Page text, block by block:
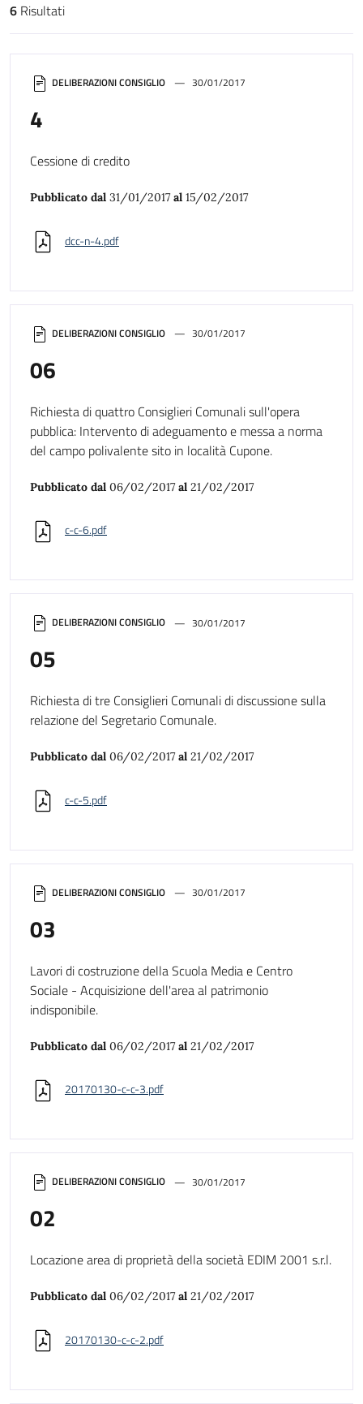
Risultati di ricerca
6 Risultati
DELIBERAZIONI CONSIGLIO 30/01/2017
02
Locazione area di proprietà della società EDIM 2001 s.r.l.
Pubblicato dal 06/02/2017al 21/02/2017
20170130-c-c-2.pdf
DELIBERAZIONI CONSIGLIO 30/01/2017
03
Lavori di costruzione della Scuola Media e Centro
Sociale - Acquisizione dell'area al patrimonio
indisponibile.
Pubblicato dal 06/02/2017al 21/02/2017
20170130-c-c-3.pdf
DELIBERAZIONI CONSIGLIO 30/01/2017
05
Richiesta di tre Consiglieri Comunali di discussione sulla
relazione del Segretario Comunale.
Pubblicato dal 06/02/2017al 21/02/2017
c-c-5.pdf
DELIBERAZIONI CONSIGLIO 30/01/2017
06
Richiesta di quattro Consiglieri Comunali sull'opera
pubblica: Intervento di adeguamento e messa a norma
del campo polivalente sito in località Cupone.
Pubblicato dal 06/02/2017al 21/02/2017
c-c-6.pdf
DELIBERAZIONI CONSIGLIO 30/01/2017
4
Cessione di credito
Pubblicato dal 31/01/2017al 15/02/2017
dcc-n-4.pdf